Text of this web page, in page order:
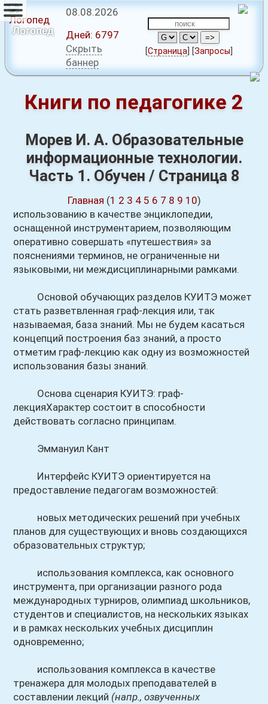
Логопед
08.08.2026
Дней: 6797
Скрыть
баннер
[Страница [Запросы
Книги по педагогике 2
Морев И. А. Образовательные
информационные технологии.
Часть 1. Обучен / Страница 8
Главная (1 2 3 4 5 6 7 8 9 10)
использованию в качестве энциклопедии,
оснащенной инструментарием, позволяющим
оперативно совершать «путешествия» за
пояснениями терминов, не ограниченные ни
языковыми, ни междисциплинарными рамками.
Основой обучающих разделов КУИТЭ может
стать разветвленная граф-лекция или, так
называемая, база знаний. Мы не будем касаться
концепций построения баз знаний, а просто
отметим граф-лекцию как одну из возможностей
использования базы знаний.
Основа сценария КУИТЭ: граф-
лекцияХарактер состоит в способности
действовать согласно принципам.
Эммануил Кант
Интерфейс КУИТЭ ориентируется на
предоставление педагогам возможностей:
новых методических решений при учебных
планов для существующих и вновь создающихся
образовательных структур;
использования комплекса, как основного
инструмента, при организации разного рода
международных турниров, олимпиад школьников,
студентов и специалистов, на нескольких языках
и в рамках нескольких учебных дисциплин
одновременно;
использования комплекса в качестве
тренажера для молодых преподавателей в
составлении лекций (напр., озвученных